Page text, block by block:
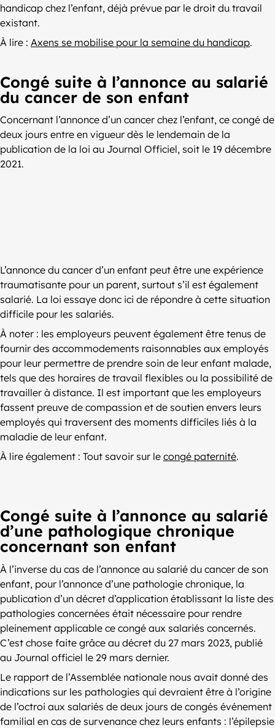
handicap chez l’enfant, déjà prévue par le droit du travail
existant.
À lire : Axens se mobilise pour la semaine du handicap.
Congé suite à l’annonce au salarié
du cancer de son enfant
Concernant l’annonce d’un cancer chez l’enfant, ce congé de
deux jours entre en vigueur dès le lendemain de la
publication de la loi au Journal Officiel, soit le 19 décembre
2021.
L’annonce du cancer d’un enfant peut être une expérience
traumatisante pour un parent, surtout s’il est également
salarié. La loi essaye donc ici de répondre à cette situation
difficile pour les salariés.
À noter : les employeurs peuvent également être tenus de
fournir des accommodements raisonnables aux employés
pour leur permettre de prendre soin de leur enfant malade,
tels que des horaires de travail flexibles ou la possibilité de
travailler à distance. Il est important que les employeurs
fassent preuve de compassion et de soutien envers leurs
employés qui traversent des moments difficiles liés à la
maladie de leur enfant.
À lire également : Tout savoir sur le congé paternité.
Congé suite à l’annonce au salarié
d’une pathologique chronique
concernant son enfant
À l’inverse du cas de l’annonce au salarié du cancer de son
enfant, pour l’annonce d’une pathologie chronique, la
publication d’un décret d’application établissant la liste des
pathologies concernées était nécessaire pour rendre
pleinement applicable ce congé aux salariés concernés.
C’est chose faite grâce au décret du 27 mars 2023, publié
au Journal officiel le 29 mars dernier.
Le rapport de l’Assemblée nationale nous avait donné des
indications sur les pathologies qui devraient être à l’origine
de l’octroi aux salariés de deux jours de congés événement
familial en cas de survenance chez leurs enfants : l’épilepsie